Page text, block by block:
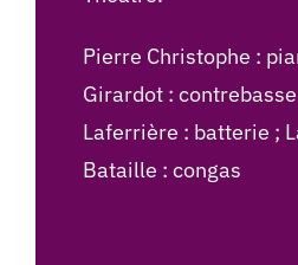
Pierre Christophe :
Girardot :
Laferrière : batterie ;
Bataille : congas